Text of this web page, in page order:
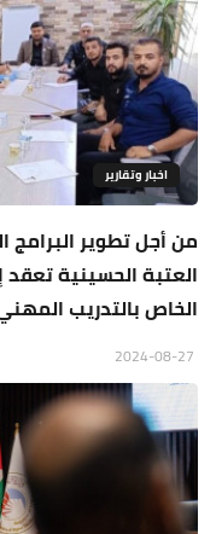
اخبار وتقارير
من أجل تطوير البرامج
العتبة الحسينية
الخاص بالتدريب